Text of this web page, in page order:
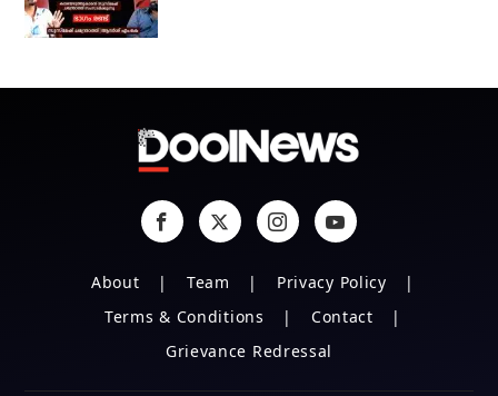
About Team
Privacy Policy
Terms & Conditions
Contact
Grievance Redressal